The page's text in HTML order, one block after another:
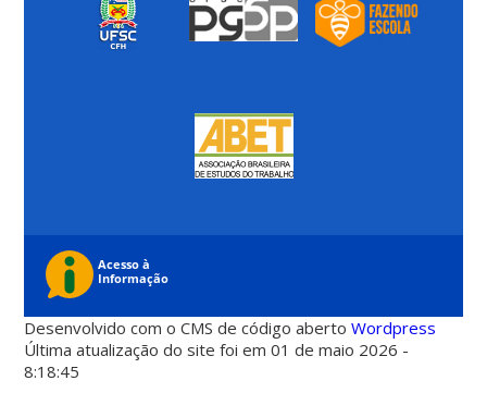
Desenvolvido com o CMS de código abertoWordpress
Última atualização do site foi em 01 de maio 2026 -
8:18:45